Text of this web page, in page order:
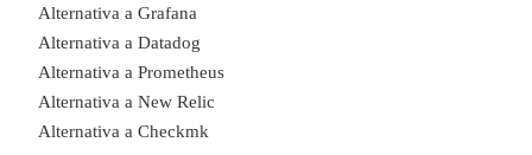
Alternativa a Grafana
Alternativa a Datadog
Alternativa a Prometheus
Alternativa a New Relic
Alternativa a Checkmk